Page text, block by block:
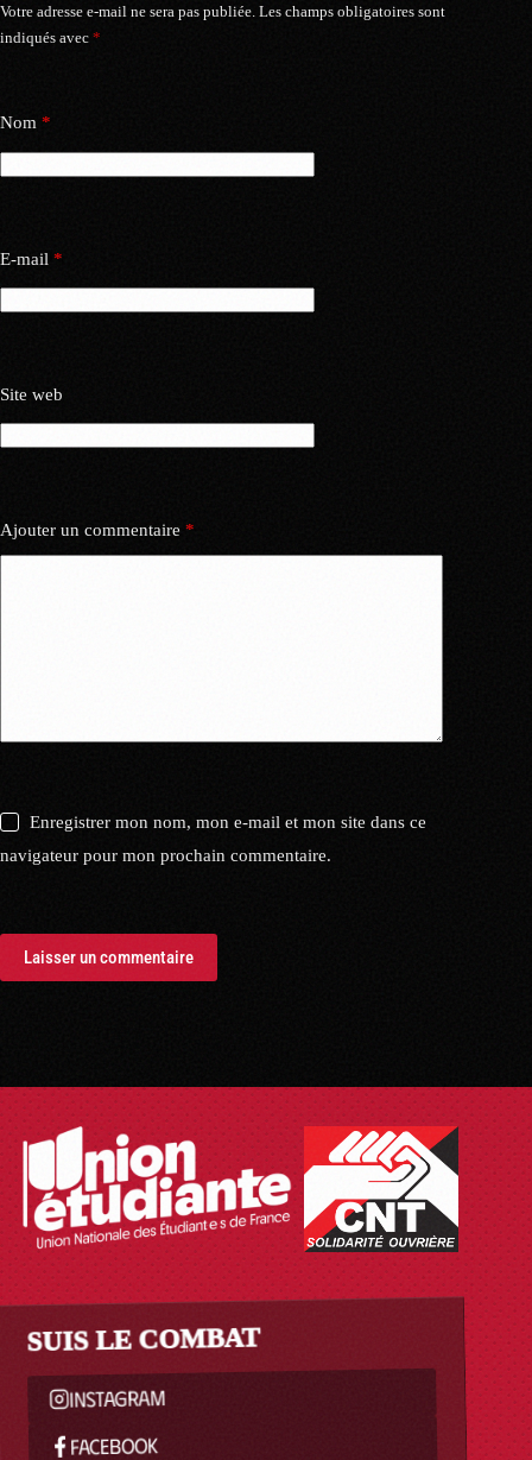
Votre adresse e-mail ne sera pas publiée. Les champs obligatoires sont
indiqués avec *
Nom *
E-mail *
Site web
Ajouter un commentaire *
Enregistrer mon nom, mon e-mail et mon site dans ce
navigateur pour mon prochain commentaire.
Laisser un commentaire
SUIS LE COMBAT
INSTAGRAM
FACEBOOK